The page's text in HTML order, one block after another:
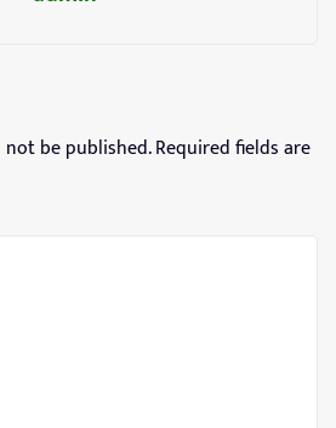
be published.Required fields are